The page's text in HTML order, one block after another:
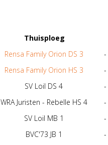
Thuisploeg
Rensa Family Orion DS 3
-
Rensa Family Orion HS 3
-
SV Loil DS 4
-
WRA Juristen - Rebelle HS 4
-
SV Loil MB 1
-
BVC'73 JB 1
-